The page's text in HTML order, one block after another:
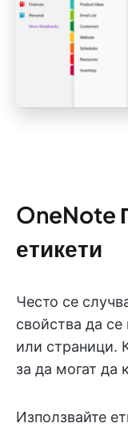
OneNote
етикети
Често се
свойства да
или страници.
за да могат да
Използвайте